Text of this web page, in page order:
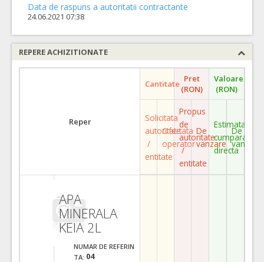
Data de raspuns a autoritatii contractante
24.06.2021 07:38
REPERE ACHIZITIONATE
Reper
Cantitate Pret
(RON)
Valoare
(RON)
Solicitata
autoritate
/
entitate
Ofertata
operator
Propus
de
autoritate
/
entitate
De
vanzare
Estimata
cumparare
directa
De
vanzare
APA
MINERALA
KEIA 2L
NUMAR DE REFERIN
TA: 04